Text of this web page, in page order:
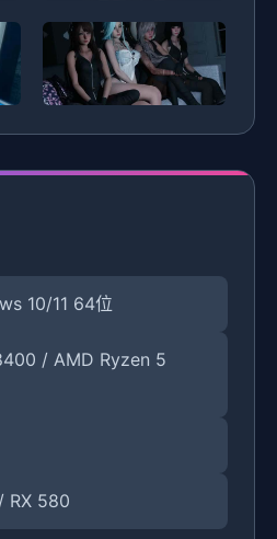
10/11 64位
/ AMD Ryzen 5
RX 580